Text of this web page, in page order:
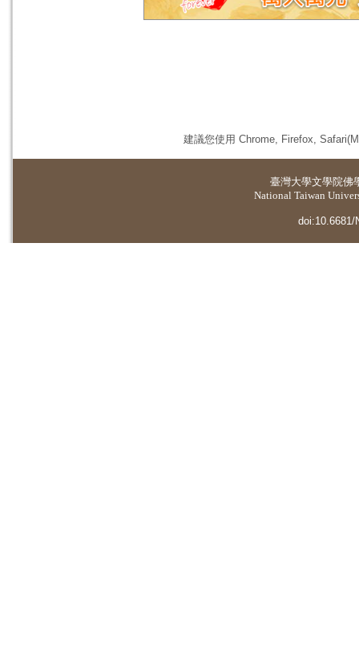
建議您使用 Chrome, Firefox,
臺灣大學文學院佛
National Taiwan
doi:10.6681/